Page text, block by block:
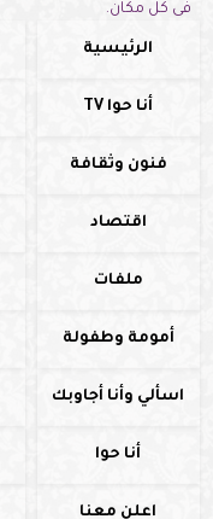
فى كل مكان.
الرئيسية
أنا حوا TV
فنون وثقافة
اقتصاد
ملفات
أمومة وطفولة
اسألي وأنا أجاوبك
أنا حوا
اعلن معنا